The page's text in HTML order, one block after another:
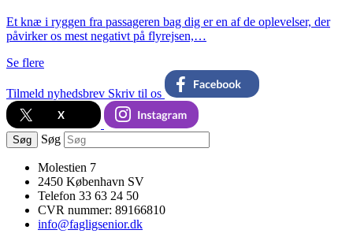
Et knæ i ryggen fra passageren bag dig er en af de oplevelser, der
påvirker os mest negativt på flyrejsen,…
Se flere
Tilmeld nyhedsbrev Skriv til os
Søg Søg
Molestien 7
2450 København SV
Telefon 33 63 24 50
CVR nummer: 89166810
info@fagligsenior.dk